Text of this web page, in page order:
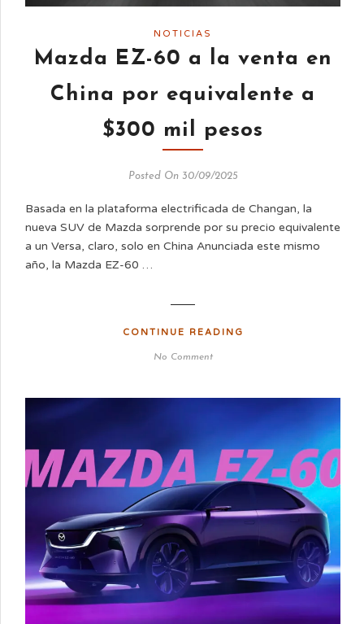
NOTICIAS
Mazda EZ-60 a la venta en
China por equivalente a
$300 mil pesos
Posted On 30/09/2025
Basada en la plataforma electrificada de Changan, la
nueva SUV de Mazda sorprende por su precio equivalente
a un Versa, claro, solo en China Anunciada este mismo
año, la Mazda EZ-60 …
CONTINUE READING
No Comment